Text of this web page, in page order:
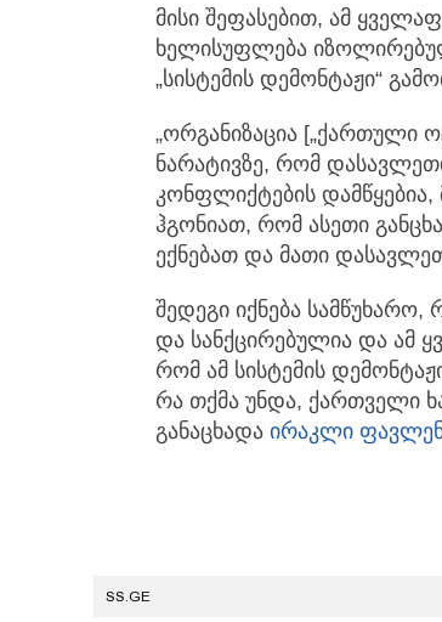
მისი შეფასებით, ამ
ხელისუფლება
„სისტემის დემონტაჟი“
„ორგანიზაცია [„ქართული
ნარატივზე, რომ
კონფლიქტების
ჰგონიათ, რომ ასეთი
ექნებათ და მათი
შედეგი იქნება
და სანქცირებულია და ამ
რომ ამ სისტემის
რა თქმა უნდა, ქართველი
განაცხადა ირაკლი
SS.GE